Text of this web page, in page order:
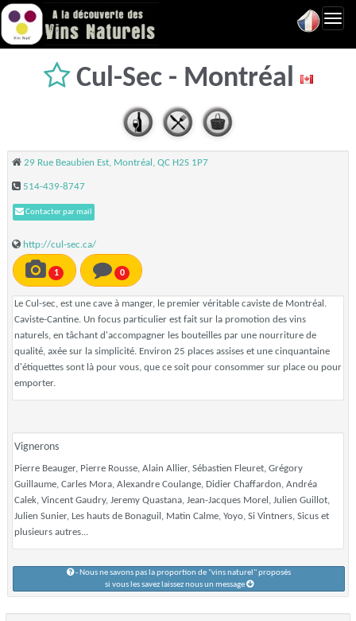
Cul-Sec - Montréal
29 Rue Beaubien Est, Montréal, QC H2S 1P7
514-439-8747
Contacter par mail
http://cul-sec.ca/
1 0
Le Cul-sec, est une cave à manger, le premier véritable caviste de Montréal.
Caviste-Cantine. Un focus particulier est fait sur la promotion des vins
naturels, en tâchant d'accompagner les bouteilles par une nourriture de
qualité, axée sur la simplicité. Environ 25 places assises et une cinquantaine
d'étiquettes sont là pour vous, que ce soit pour consommer sur place ou pour
emporter.
Vignerons
Pierre Beauger, Pierre Rousse, Alain Allier, Sébastien Fleuret, Grégory
Guillaume, Carles Mora, Alexandre Coulange, Didier Chaffardon, Andréa
Calek, Vincent Gaudry, Jeremy Quastana, Jean-Jacques Morel, Julien Guillot,
Julien Sunier, Les hauts de Bonaguil, Matin Calme, Yoyo, Si Vintners, Sicus et
plusieurs autres...
- Nous ne savons pas la proportion de "vins naturel" proposés
si vous les savez laissez nous un message